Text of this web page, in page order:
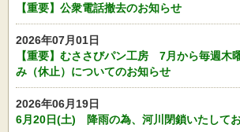
【重要】公衆電話撤去のお知らせ
2026年07月01日
【重要】むささびパン工房 7月から毎週木
み（休止）についてのお知らせ
2026年06月19日
6月20日(土) 降雨の為、河川閉鎖いたしてお